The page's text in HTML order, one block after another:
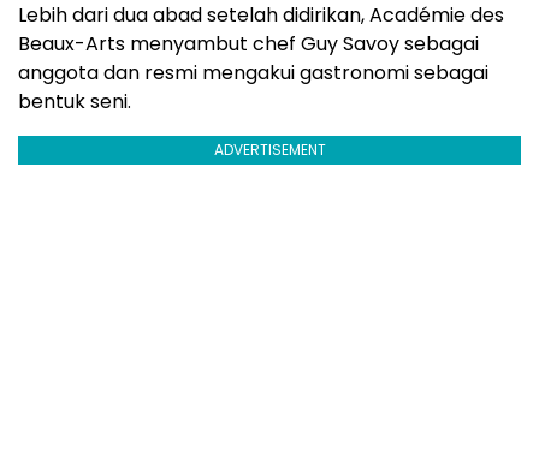
Lebih dari dua abad setelah didirikan, Académie des
Beaux-Arts menyambut chef Guy Savoy sebagai
anggota dan resmi mengakui gastronomi sebagai
bentuk seni.
ADVERTISEMENT